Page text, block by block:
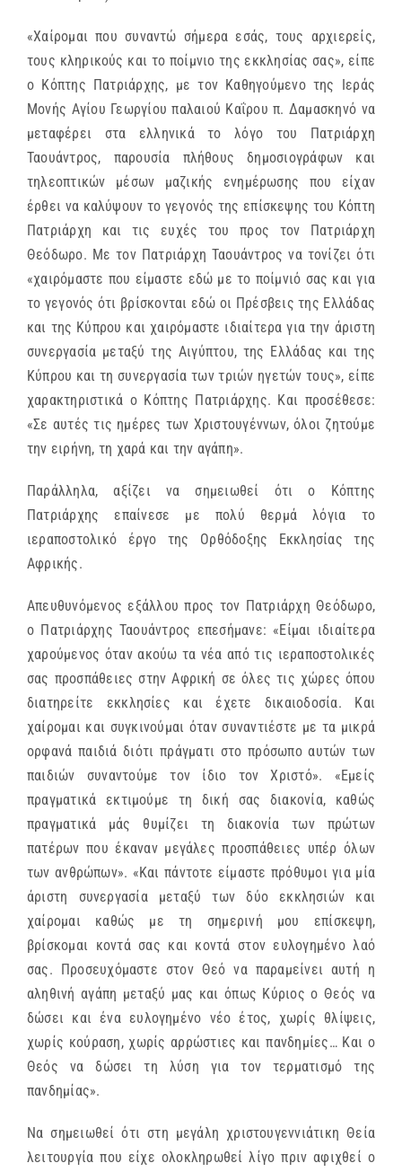
«Χαίρομαι που συναντώ σήμερα εσάς, τους αρχιερείς,
τους κληρικούς και το ποίμνιο της εκκλησίας σας», είπε
ο Κόπτης Πατριάρχης, με τον Καθηγούμενο της Ιεράς
Μονής Αγίου Γεωργίου παλαιού Καΐρου π. Δαμασκηνό να
μεταφέρει στα ελληνικά το λόγο του Πατριάρχη
Ταουάντρος, παρουσία πλήθους δημοσιογράφων και
τηλεοπτικών μέσων μαζικής ενημέρωσης που είχαν
έρθει να καλύψουν το γεγονός της επίσκεψης του Κόπτη
Πατριάρχη και τις ευχές του προς τον Πατριάρχη
Θεόδωρο. Με τον Πατριάρχη Ταουάντρος να τονίζει ότι
«χαιρόμαστε που είμαστε εδώ με το ποίμνιό σας και για
το γεγονός ότι βρίσκονται εδώ οι Πρέσβεις της Ελλάδας
και της Κύπρου και χαιρόμαστε ιδιαίτερα για την άριστη
συνεργασία μεταξύ της Αιγύπτου, της Ελλάδας και της
Κύπρου και τη συνεργασία των τριών ηγετών τους», είπε
χαρακτηριστικά ο Κόπτης Πατριάρχης. Και προσέθεσε:
«Σε αυτές τις ημέρες των Χριστουγέννων, όλοι ζητούμε
την ειρήνη, τη χαρά και την αγάπη».
Παράλληλα, αξίζει να σημειωθεί ότι ο Κόπτης
Πατριάρχης επαίνεσε με πολύ θερμά λόγια το
ιεραποστολικό έργο της Ορθόδοξης Εκκλησίας της
Αφρικής.
Απευθυνόμενος εξάλλου προς τον Πατριάρχη Θεόδωρο,
ο Πατριάρχης Ταουάντρος επεσήμανε: «Είμαι ιδιαίτερα
χαρούμενος όταν ακούω τα νέα από τις ιεραποστολικές
σας προσπάθειες στην Αφρική σε όλες τις χώρες όπου
διατηρείτε εκκλησίες και έχετε δικαιοδοσία. Και
χαίρομαι και συγκινούμαι όταν συναντιέστε με τα μικρά
ορφανά παιδιά διότι πράγματι στο πρόσωπο αυτών των
παιδιών συναντούμε τον ίδιο τον Χριστό». «Εμείς
πραγματικά εκτιμούμε τη δική σας διακονία, καθώς
πραγματικά μάς θυμίζει τη διακονία των πρώτων
πατέρων που έκαναν μεγάλες προσπάθειες υπέρ όλων
των ανθρώπων». «Και πάντοτε είμαστε πρόθυμοι για μία
άριστη συνεργασία μεταξύ των δύο εκκλησιών και
χαίρομαι καθώς με τη σημερινή μου επίσκεψη,
βρίσκομαι κοντά σας και κοντά στον ευλογημένο λαό
σας. Προσευχόμαστε στον Θεό να παραμείνει αυτή η
αληθινή αγάπη μεταξύ μας και όπως Κύριος ο Θεός να
δώσει και ένα ευλογημένο νέο έτος, χωρίς θλίψεις,
χωρίς κούραση, χωρίς αρρώστιες και πανδημίες… Και ο
Θεός να δώσει τη λύση για τον τερματισμό της
πανδημίας».
Να σημειωθεί ότι στη μεγάλη χριστουγεννιάτικη Θεία
λειτουργία που είχε ολοκληρωθεί λίγο πριν αφιχθεί ο